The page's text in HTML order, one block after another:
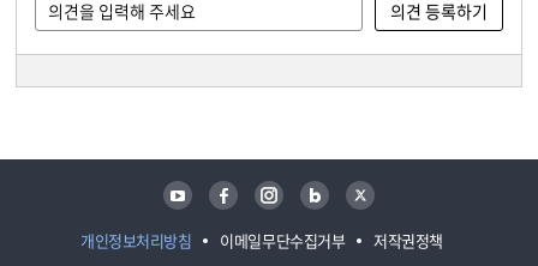
개인정보처리방침 이메일무단수집거부 저작권정책
유튜브 페이스북 인스타그램 블로그 트위터